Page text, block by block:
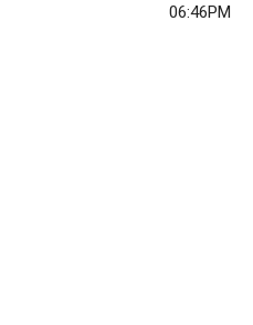
06:46PM